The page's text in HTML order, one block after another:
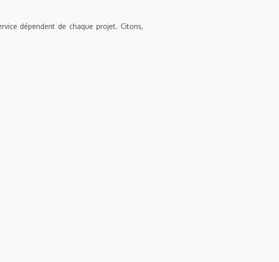
dépendent de chaque projet. Citons,